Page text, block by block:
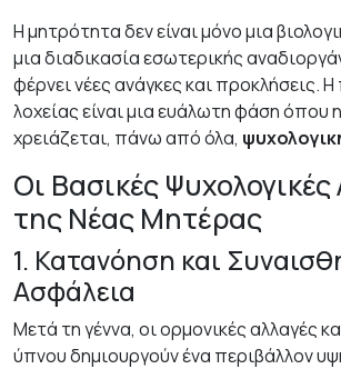
Η μητρότητα δεν είναι μόνο μια
μια διαδικασία εσωτερικής
φέρνει νέες ανάγκες και προκλήσεις.
λοχείας είναι μια ευάλωτη φάση όπου
χρειάζεται, πάνω από όλα,
Οι Βασικές Ψυχολογικές
της Νέας Μητέρας
1. Κατανόηση και
Ασφάλεια
Μετά τη γέννα, οι ορμονικές αλλαγές
ύπνου δημιουργούν ένα περιβάλλον